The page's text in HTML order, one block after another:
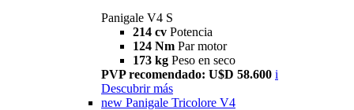
Panigale V4 S
214 cv Potencia
124 Nm Par motor
173 kg Peso en seco
PVP recomendado: U$D 58.600 i
Descubrir más
new Panigale Tricolore V4